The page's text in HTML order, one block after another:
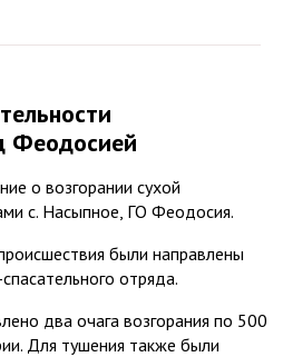
Феодосией
о возгорании сухой
с. Насыпное, ГО Феодосия.
были направлены
отряда.
два очага возгорания по 500
Для тушения также были